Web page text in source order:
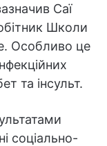
Саї
Школи
Особливо це
та інсульт.
соціально-